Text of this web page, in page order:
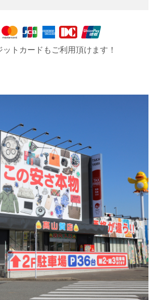
トカードもご利用頂けます！